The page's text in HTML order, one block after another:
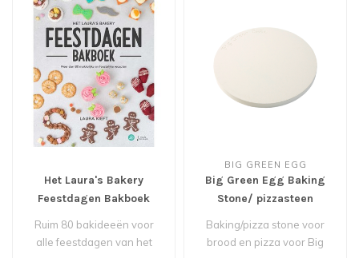
Het Laura's Bakery
Feestdagen Bakboek
Ruim 80 bakideeën voor
alle feestdagen van het
BIG GREEN EGG
Big Green Egg Baking
Stone/ pizzasteen
Baking/pizza stone voor
brood en pizza voor Big